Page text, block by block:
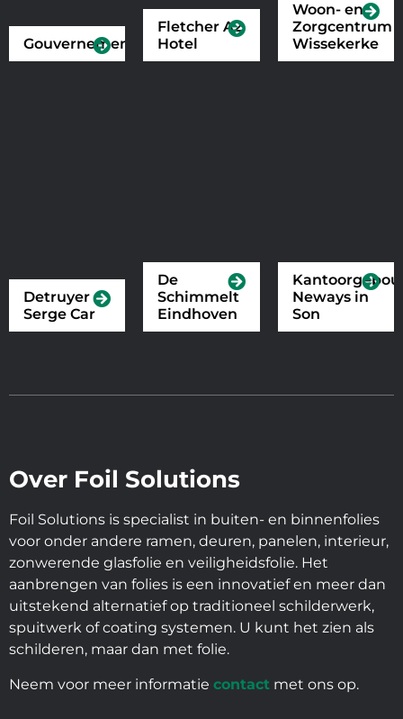
Gouvernement
Fletcher A2
Hotel
Woon- en
Zorgcentrum
Wissekerke
Detruyer
Serge Car
De
Schimmelt
Eindhoven
Neways in
Son
Over Foil Solutions
Foil Solutions is specialist in buiten- en binnenfolies
voor onder andere ramen, deuren, panelen, interieur,
zonwerende glasfolie en veiligheidsfolie. Het
aanbrengen van folies is een innovatief en meer dan
uitstekend alternatief op traditioneel schilderwerk,
spuitwerk of coating systemen. U kunt het zien als
schilderen, maar dan met folie.
Neem voor meer informatie contact met ons op.